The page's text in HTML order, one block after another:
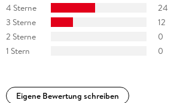
4 Sterne
24
3 Sterne
12
2 Sterne
0
1 Stern
0
Eigene Bewertung schreiben